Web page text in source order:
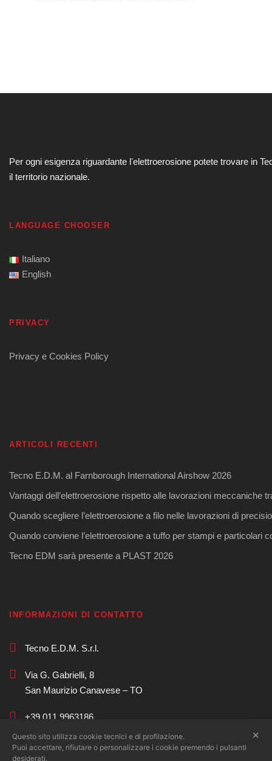
Per ogni esigenza riguardante lʼelettroerosione potete trovare in
il territorio nazionale.
LANGUAGE CHOOSER
Italiano
English
PRIVACY
Privacy e Cookies Policy
ARTICOLI RECENTI
Tecno E.D.M. al Farnborough International Airshow 2026
Vantaggi dell’elettroerosione rispetto alle lavorazioni meccaniche
Quando scegliere l’elettroerosione a filo nelle lavorazioni di
Quando conviene l’elettroerosione a tuffo per stampi e particolari
Tecno EDM sarà presente a PLAST 2026
INFORMAZIONI DI CONTATTO
Tecno E.D.M. S.r.l.
Via G. Gabrielli, 8
San Maurizio Canavese – TO
+39 011 9963186
commerciale@tecnoedm.com
✕
Questo sito utilizza cookie tecnici e di profilazione.
Puoi accettare, rifiutare o personalizzare i cookie premendo i pulsanti
desiderati.